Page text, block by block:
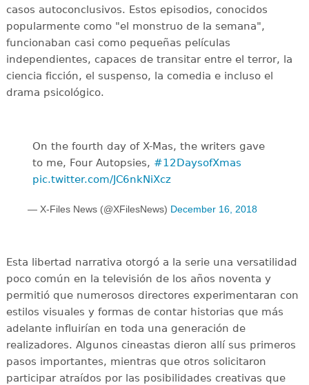
casos autoconclusivos. Estos episodios, conocidos
popularmente como "el monstruo de la semana",
funcionaban casi como pequeñas películas
independientes, capaces de transitar entre el terror, la
ciencia ficción, el suspenso, la comedia e incluso el
drama psicológico.
On the fourth day of X-Mas, the writers gave
to me, Four Autopsies, #12DaysofXmas
pic.twitter.com/JC6nkNiXcz
— X-Files News (@XFilesNews) December 16, 2018
Esta libertad narrativa otorgó a la serie una versatilidad
poco común en la televisión de los años noventa y
permitió que numerosos directores experimentaran con
estilos visuales y formas de contar historias que más
adelante influirían en toda una generación de
realizadores. Algunos cineastas dieron allí sus primeros
pasos importantes, mientras que otros solicitaron
participar atraídos por las posibilidades creativas que